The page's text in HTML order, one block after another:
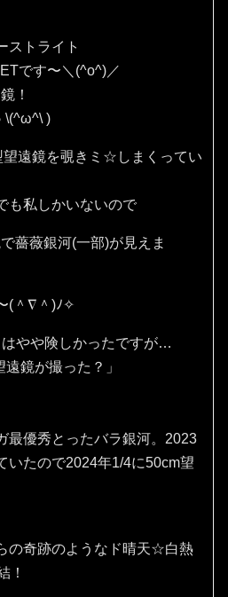
ストライト
です〜＼(^o^)／
！
⁠\⁠(⁠^⁠ω⁠^⁠\⁠ ⁠)
望遠鏡を覗きミ☆しまくってい
も私しかいないので
薔薇銀河(一部)が見えま
(⁠＾⁠∇⁠＾⁠)⁠ﾉ⁠✧⁠
やや険しかったですが…
遠鏡が撮った？」
最優秀とったバラ銀河。2023
いたので2024年1/4に50cm望
の奇跡のようなド晴天☆白熱
！